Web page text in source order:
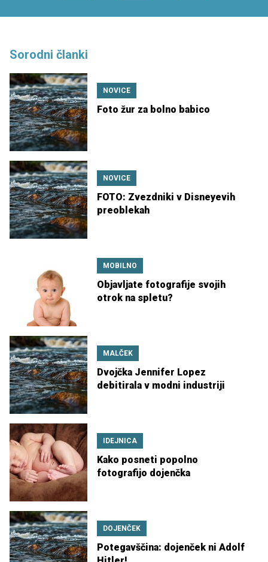
Sorodni članki
NOVICE
Foto žur za bolno babico
NOVICE
FOTO: Zvezdniki v Disneyevih
preoblekah
MOBILNO
Objavljate fotografije svojih
otrok na spletu?
MALČEK
Dvojčka Jennifer Lopez
debitirala v modni industriji
IDEJNICA
Kako posneti popolno
fotografijo dojenčka
DOJENČEK
Potegavščina: dojenček ni Adolf